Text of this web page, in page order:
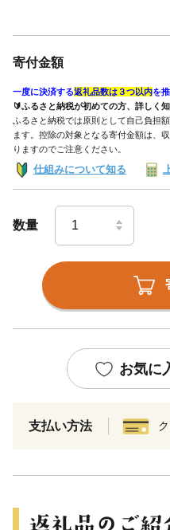
寄付金額
一度に決済する返礼品数は３つ以内を
🔰ふるさと納税が初めての方、詳しく
ふるさと納税では原則として自己負担
ます。控除の対象となる寄付金額は、
りますのでご注意ください。
仕組みについて知る
数量
お気に
支払い方法